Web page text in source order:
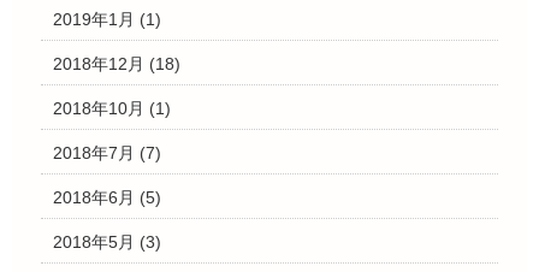
2019年1月 (1)
2018年12月 (18)
2018年10月 (1)
2018年7月 (7)
2018年6月 (5)
2018年5月 (3)